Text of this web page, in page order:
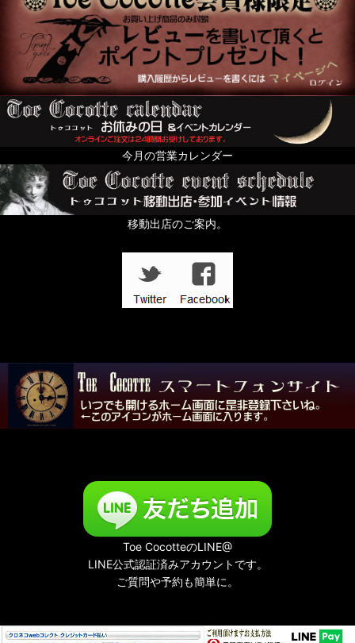
今月の営業カレンダー
移動出店のご案内。
Toe CocotteのLINE@
LINE公式認証済みアカウントです。
ご質問や予約も簡単に。